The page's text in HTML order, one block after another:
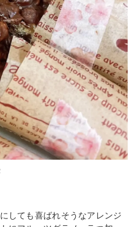
しても喜ばれそうなアレンジ